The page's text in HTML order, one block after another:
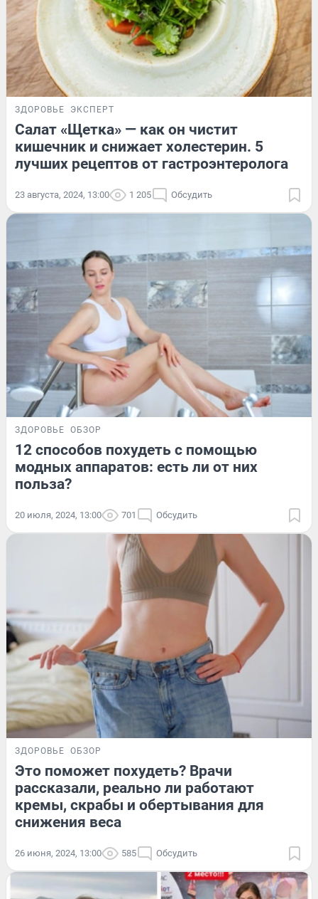
ЗДОРОВЬЕ ЭКСПЕРТ
Салат «Щетка» — как он чистит
кишечник и снижает холестерин. 5
лучших рецептов от гастроэнтеролога
23 августа, 2024, 13:00 1 205 Обсудить
ЗДОРОВЬЕ ОБЗОР
12 способов похудеть с помощью
модных аппаратов: есть ли от них
польза?
20 июля, 2024, 13:00 701 Обсудить
ЗДОРОВЬЕ ОБЗОР
Это поможет похудеть? Врачи
рассказали, реально ли работают
кремы, скрабы и обертывания для
снижения веса
26 июня, 2024, 13:00 585 Обсудить